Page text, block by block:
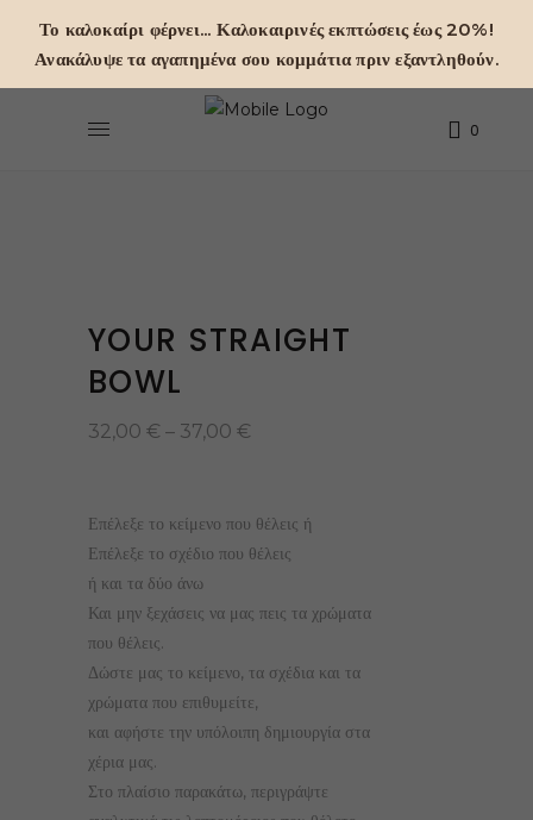
0
YOUR STRAIGHT
BOWL
32,00 € – 37,00 €
Επέλεξε το κείμενο που θέλεις ή
Επέλεξε το σχέδιο που θέλεις
ή και τα δύο άνω
Και μην ξεχάσεις να μας πεις τα χρώματα
που θέλεις.
Δώστε μας το κείμενο, τα σχέδια και τα
χρώματα που επιθυμείτε,
και αφήστε την υπόλοιπη δημιουργία στα
χέρια μας.
Στο πλαίσιο παρακάτω, περιγράψτε
Το καλοκαίρι φέρνει... Καλοκαιρινές εκπτώσεις έως 20%!
Ανακάλυψε τα αγαπημένα σου κομμάτια πριν εξαντληθούν.